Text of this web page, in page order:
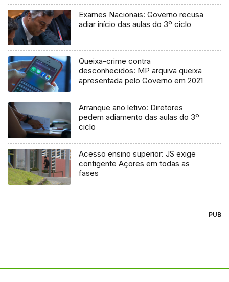
Exames Nacionais: Governo recusa
adiar início das aulas do 3º ciclo
Queixa-crime contra
desconhecidos: MP arquiva queixa
apresentada pelo Governo em 2021
Arranque ano letivo: Diretores
pedem adiamento das aulas do 3º
ciclo
Acesso ensino superior: JS exige
contigente Açores em todas as
fases
PUB